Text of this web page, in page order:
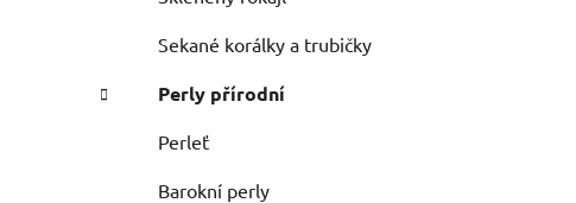
Sekané korálky a trubičky
Perly přírodní
Perleť
Barokní perly